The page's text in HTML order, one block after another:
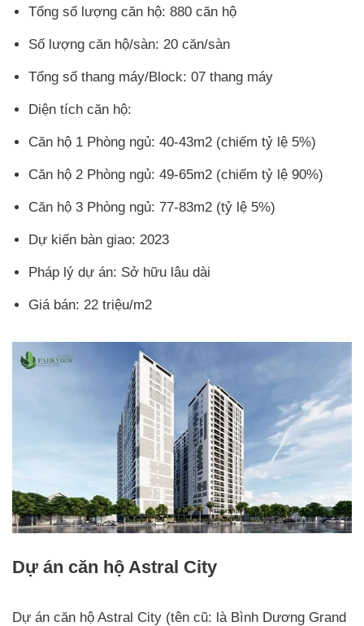
Tổng số lượng căn hộ: 880 căn hộ
Số lượng căn hộ/sàn: 20 căn/sàn
Tổng số thang máy/Block: 07 thang máy
Diện tích căn hộ:
Căn hộ 1 Phòng ngủ: 40-43m2 (chiếm tỷ lệ 5%)
Căn hộ 2 Phòng ngủ: 49-65m2 (chiếm tỷ lệ 90%)
Căn hộ 3 Phòng ngủ: 77-83m2 (tỷ lệ 5%)
Dự kiến bàn giao: 2023
Pháp lý dự án: Sở hữu lâu dài
Giá bán: 22 triệu/m2
Dự án căn hộ Astral City
Dự án căn hộ Astral City (tên cũ: là Bình Dương Grand